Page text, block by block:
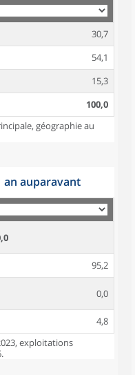
30,7
54,1
15,3
100,0
géographie au
an auparavant
95,2
0,0
4,8
exploitations